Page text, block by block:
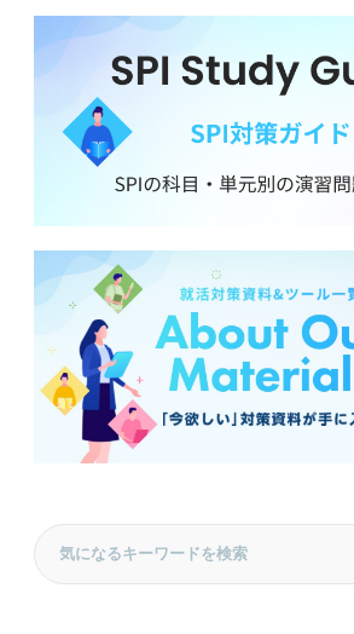
えずに自分の好きなことを伝えら
バイスをお願いします。